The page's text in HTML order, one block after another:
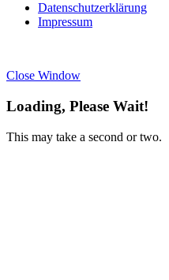
Datenschutzerklärung
Impressum
Close Window
Loading, Please Wait!
This may take a second or two.